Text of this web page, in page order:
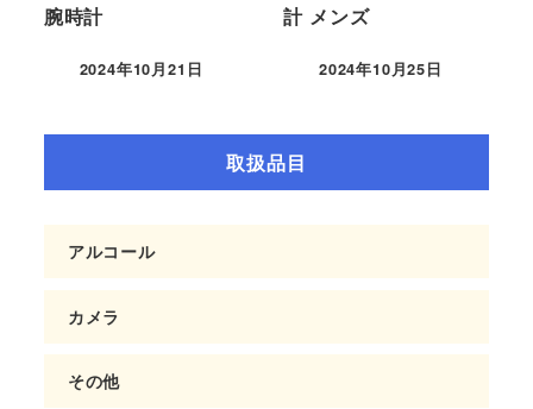
腕時計
2024年10月21日
計 メンズ
2024年10月25日
取扱品目
アルコール
カメラ
その他